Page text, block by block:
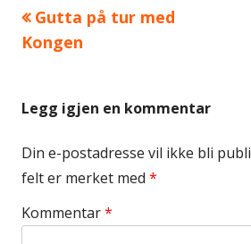
Innleggsnavigasjon
Forrige
artikkel:
Gutta på tur med
Kongen
Legg igjen en kommentar
Din e-postadresse vil ikke bli
felt er merket med *
Kommentar*